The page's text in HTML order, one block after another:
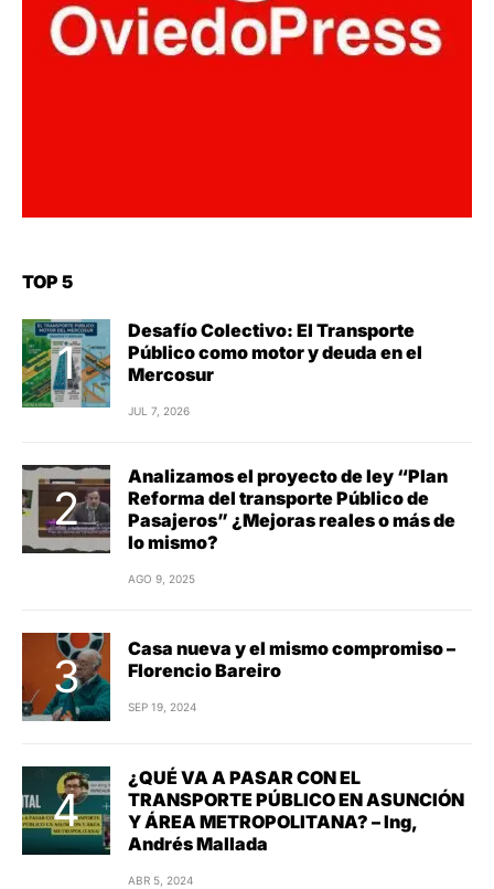
TOP 5
Desafío Colectivo: El Transporte
Público como motor y deuda en el
Mercosur
JUL 7, 2026
Analizamos el proyecto de ley “Plan
Reforma del transporte Público de
Pasajeros” ¿Mejoras reales o más de
lo mismo?
AGO 9, 2025
Casa nueva y el mismo compromiso –
Florencio Bareiro
SEP 19, 2024
¿QUÉ VA A PASAR CON EL
TRANSPORTE PÚBLICO EN ASUNCIÓN
Y ÁREA METROPOLITANA? – Ing,
Andrés Mallada
ABR 5, 2024